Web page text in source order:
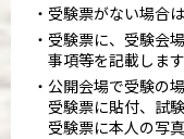
受験票がない場合
受験票に、受験会
事項等を記載しま
公開会場で受験の
受験票に貼付、試
受験票に本人の写